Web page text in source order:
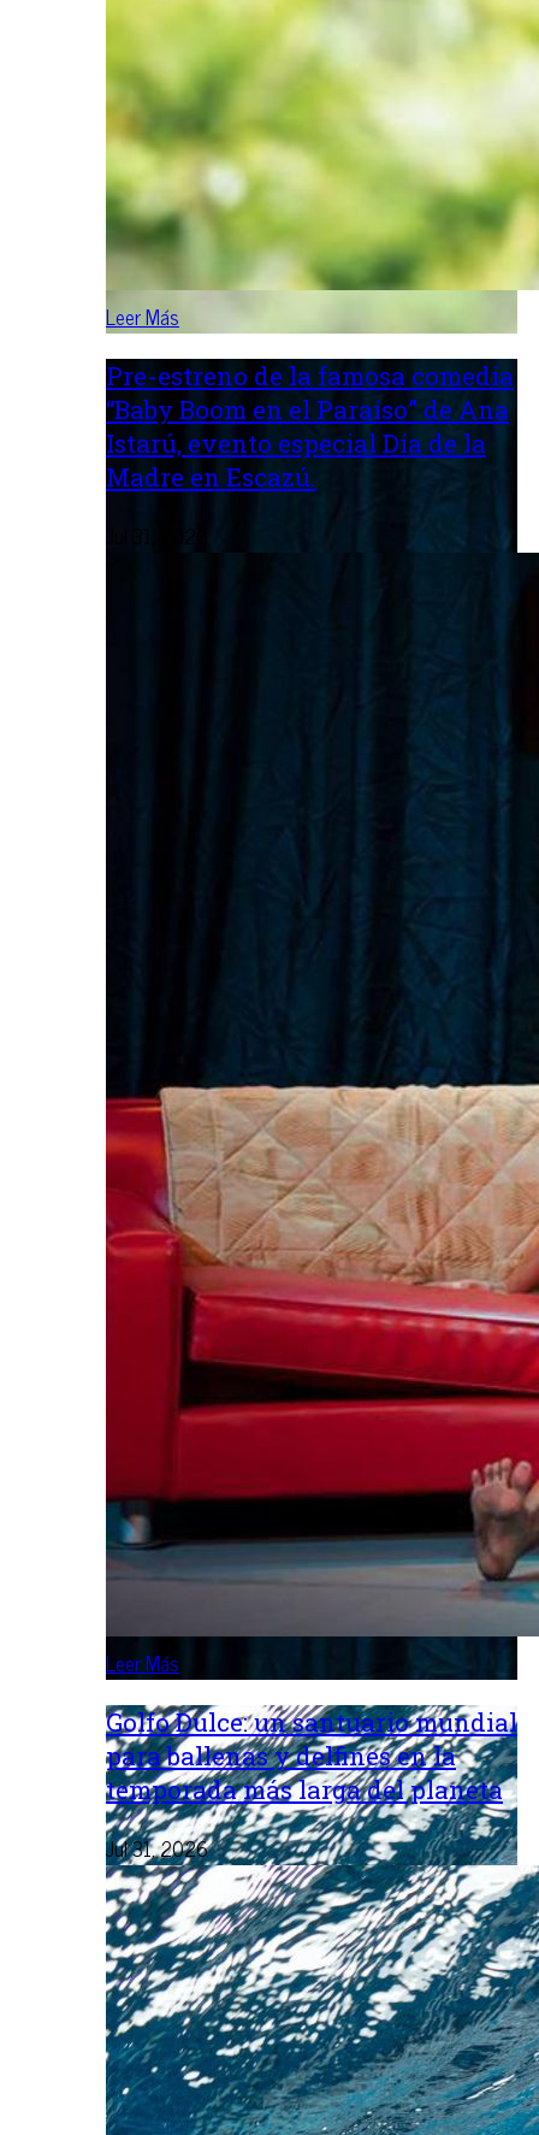
Leer Más
Pre-estreno de la famosa comedia
“Baby Boom en el Paraíso” de Ana
Istarú, evento especial Día de la
Madre en Escazú.
Jul 31, 2026
Leer Más
Golfo Dulce: un santuario mundial
para ballenas y delfines en la
temporada más larga del planeta
Jul 31, 2026